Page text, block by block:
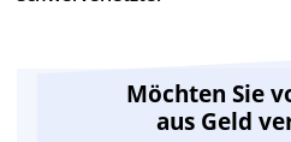
Möchten Sie
aus Geld